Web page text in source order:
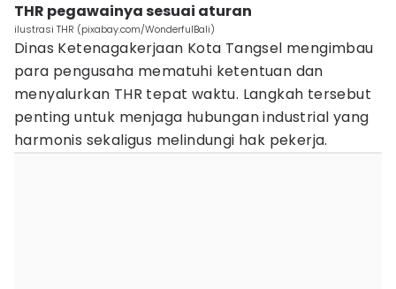
THR pegawainya sesuai aturan
ilustrasi THR (pixabay.com/WonderfulBali)
Dinas Ketenagakerjaan Kota Tangsel mengimbau
para pengusaha mematuhi ketentuan dan
menyalurkan THR tepat waktu. Langkah tersebut
penting untuk menjaga hubungan industrial yang
harmonis sekaligus melindungi hak pekerja.